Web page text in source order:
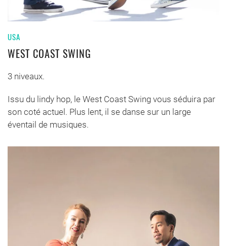
USA
WEST COAST SWING
3 niveaux.
Issu du lindy hop, le West Coast Swing vous séduira par
son coté actuel. Plus lent, il se danse sur un large
éventail de musiques.